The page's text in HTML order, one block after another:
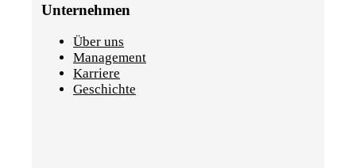
Unternehmen
Über uns
Management
Karriere
Geschichte